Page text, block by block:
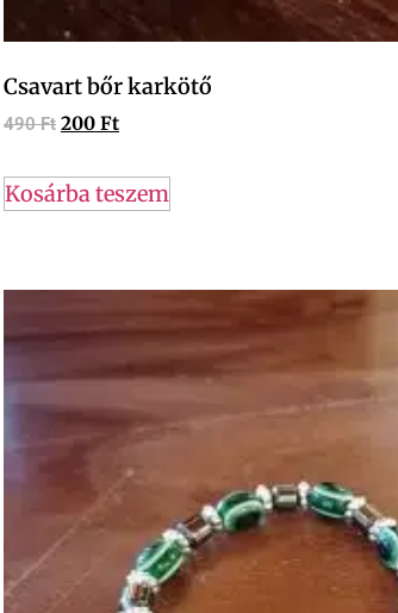
Csavart bőr karkötő
490Ft 200 Ft
Kosárba teszem